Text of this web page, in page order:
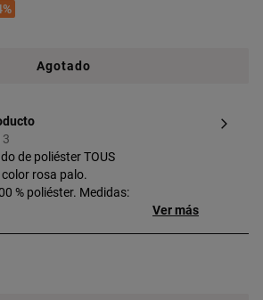
from
Agotado
de poliéster TOUS
rosa palo.
% poliéster. Medidas:
Ver más